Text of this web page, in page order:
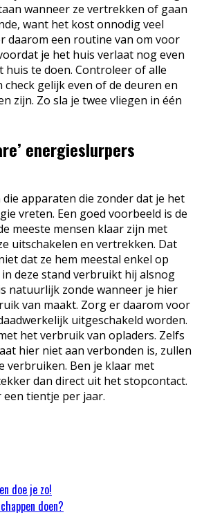
wanneer ze vertrekken of gaan
want het kost onnodig veel
daarom een routine van om voor
je het huis verlaat nog even
huis te doen. Controleer of alle
gelijk even of de deuren en
zijn. Zo sla je twee vliegen in één
energieslurpers
apparaten die zonder dat je het
vreten. Een goed voorbeeld is de
meeste mensen klaar zijn met
uitschakelen en vertrekken. Dat
dat ze hem meestal enkel op
deze stand verbruikt hij alsnog
natuurlijk zonde wanneer je hier
van maakt. Zorg er daarom voor
uitgeschakeld worden.
het verbruik van opladers. Zelfs
hier niet aan verbonden is, zullen
verbruiken. Ben je klaar met
dan direct uit het stopcontact.
een tientje per jaar.
doe je zo!
doen?